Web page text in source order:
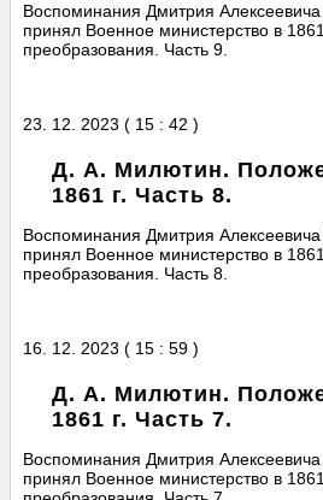
Воспоминания Дмитрия
принял Военное министерство в
преобразования. Часть 9.
23. 12. 2023 ( 15 : 42 )
Д. А. Милютин.
1861 г. Часть 8.
Воспоминания Дмитрия
принял Военное министерство в
преобразования. Часть 8.
16. 12. 2023 ( 15 : 59 )
Д. А. Милютин.
1861 г. Часть 7.
Воспоминания Дмитрия
принял Военное министерство в